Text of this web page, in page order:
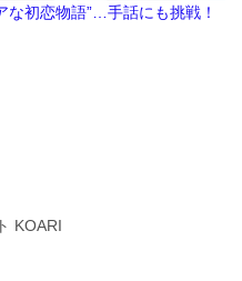
な初恋物語”…手話にも挑戦！
KOARI